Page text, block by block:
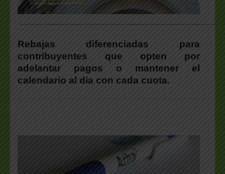
Rebajas diferenciadas para
contribuyentes que opten por
adelantar pagos o mantener el
calendario al día con cada cuota.